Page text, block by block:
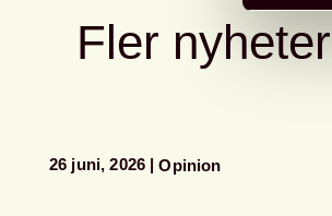
Fler nyheter
26 juni, 2026 Opinion